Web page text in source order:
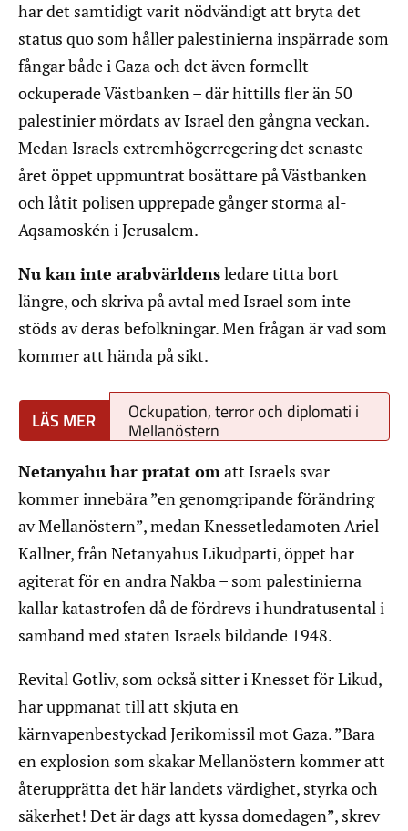
har det samtidigt varit nödvändigt att bryta det
status quo som håller palestinierna inspärrade som
fångar både i Gaza och det även formellt
ockuperade Västbanken – där hittills fler än 50
palestinier mördats av Israel den gångna veckan.
Medan Israels extremhögerregering det senaste
året öppet uppmuntrat bosättare på Västbanken
och låtit polisen upprepade gånger storma al-
Aqsamoskén i Jerusalem.
Nu kan inte arabvärldensledare titta bort
längre, och skriva på avtal med Israel som inte
stöds av deras befolkningar. Men frågan är vad som
kommer att hända på sikt.
Ockupation, terror och diplomati i
Mellanöstern
Netanyahu har pratat omatt Israels svar
kommer innebära ”en genomgripande förändring
av Mellanöstern”, medan Knessetledamoten Ariel
Kallner, från Netanyahus Likudparti, öppet har
agiterat för en andra Nakba – som palestinierna
kallar katastrofen då de fördrevs i hundratusental i
samband med staten Israels bildande 1948.
Revital Gotliv, som också sitter i Knesset för Likud,
har uppmanat till att skjuta en
kärnvapenbestyckad Jerikomissil mot Gaza. ”Bara
en explosion som skakar Mellanöstern kommer att
återupprätta det här landets värdighet, styrka och
säkerhet! Det är dags att kyssa domedagen”, skrev